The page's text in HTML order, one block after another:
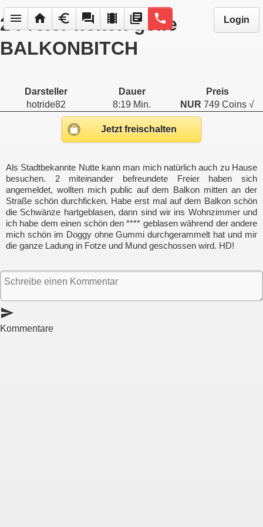
menu home euro forum local_movies library_books phone Login
2 Freier ficken geile
BALKONBITCH
Darsteller Dauer
Preis
hotride82
8:19 Min. NUR 749 Coins √
Jetzt freischalten
Als Stadtbekannte Nutte kann man mich natürlich auch zu Hause
besuchen. 2 miteinander befreundete Freier haben sich
angemeldet, wollten mich public auf dem Balkon mitten an der
Straße schön durchficken. Habe erst mal auf dem Balkon schön
die Schwänze hartgeblasen, dann sind wir ins Wohnzimmer und
ich habe dem einen schön den **** geblasen während der andere
mich schön im Doggy ohne Gummi durchgerammelt hat und mir
die ganze Ladung in Fotze und Mund geschossen wird. HD!
send
Kommentare